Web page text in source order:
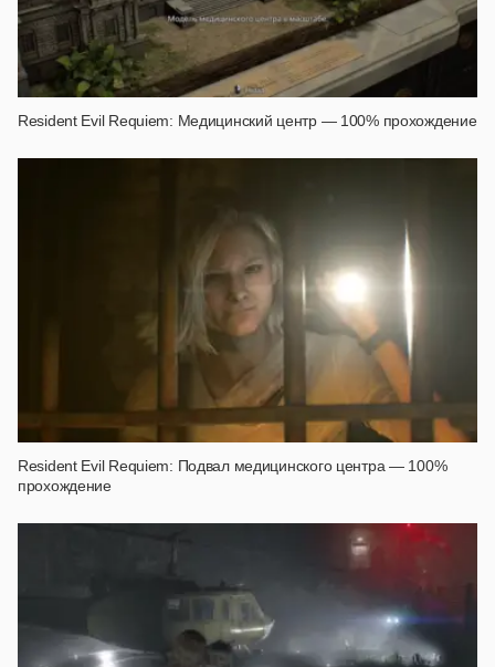
Resident Evil Requiem: Медицинский центр — 100% прохождение
Resident Evil Requiem: Подвал медицинского центра — 100%
прохождение